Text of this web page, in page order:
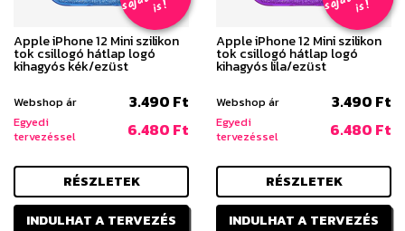
s
!
Apple iPhone 12 Mini szilikon
tok csillogó hátlap logó
kihagyós kék/ezüst
Webshop ár 3.490 Ft
Egyedi
tervezéssel
6.480 Ft
RÉSZLETEK
INDULHAT A TERVEZÉS
s
!
Apple iPhone 12 Mini szilikon
tok csillogó hátlap logó
kihagyós lila/ezüst
Webshop ár 3.490 Ft
Egyedi
tervezéssel
6.480 Ft
RÉSZLETEK
INDULHAT A TERVEZÉS